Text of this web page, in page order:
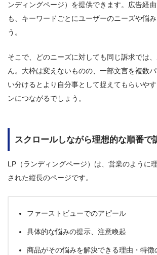
ンディングページ）を提供できます。広告経
も、キーワードごとにユーザーのニーズや悩
う。
そこで、どのニーズに対しても同じ訴求では
ん。大枠は変えないものの、一部文言を複数
い分けるとより自分事として捉えてもらいや
ンにつながるでしょう。
スクロールしながら理想的な順番で
LP（ランディングページ）は、営業のように
された縦長のページです。
ファーストビューでのアピール
具体的な悩みの提示、注意喚起
商品がその悩みを解決できる理由・特徴